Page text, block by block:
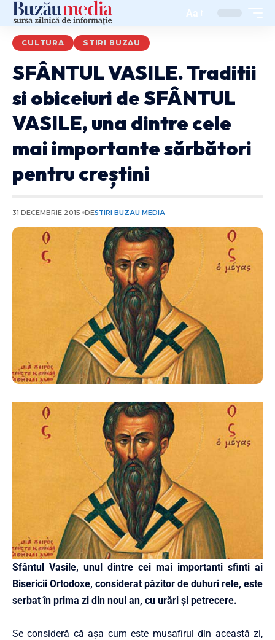
Aa
CULTURA STIRI BUZAU
SFÂNTUL VASILE. Traditii
si obiceiuri de SFÂNTUL
VASILE, una dintre cele
mai importante sărbători
pentru creștini
31 DECEMBRIE 2015 DESTIRI BUZAU MEDIA
Sfântul Vasile, unul dintre cei mai importanti sfinti ai
Bisericii Ortodoxe, considerat păzitor de duhuri rele, este
serbat în prima zi din noul an, cu urări și petrecere.
Se consideră că așa cum este musafirul din această zi,